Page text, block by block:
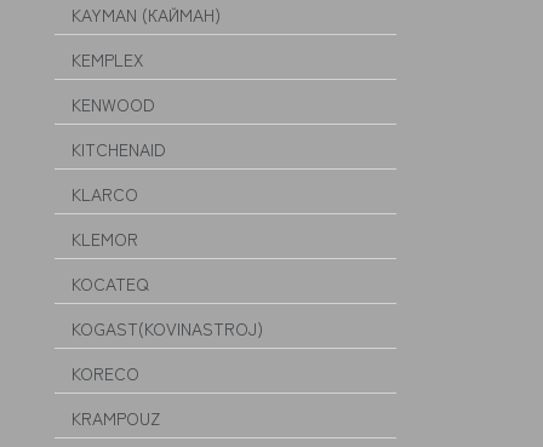
KAYMAN (КАЙМАН)
KEMPLEX
KENWOOD
KITCHENAID
KLARCO
KLEMOR
KOCATEQ
KOGAST(KOVINASTROJ)
KORECO
KRAMPOUZ